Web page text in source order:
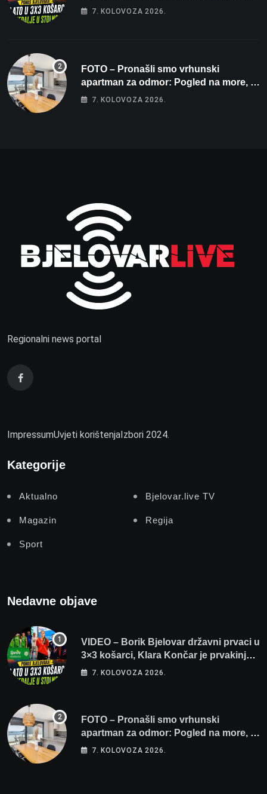
Hrvatske u stolnom tenisu!
7. KOLOVOZA 2026.
FOTO – Pronašli smo vrhunski
apartman za odmor: Pogled na more, tri
spavaće sobe i terasa koja osvaja
7. KOLOVOZA 2026.
Regionalni news portal
ImpressumUvjeti korištenja Izbori 2024.
Kategorije
Aktualno Bjelovar.live TV
Magazin Regija
Sport
Nedavne objave
VIDEO – Borik Bjelovar državni prvaci u
3×3 košarci, Klara Končar je prvakinja
Hrvatske u stolnom tenisu!
7. KOLOVOZA 2026.
FOTO – Pronašli smo vrhunski
apartman za odmor: Pogled na more, tri
spavaće sobe i terasa koja osvaja
7. KOLOVOZA 2026.